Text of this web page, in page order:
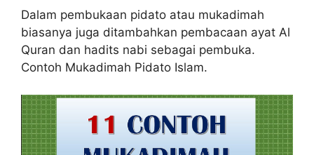
Dalam pembukaan pidato atau mukadimah
biasanya juga ditambahkan pembacaan ayat Al
Quran dan hadits nabi sebagai pembuka.
Contoh Mukadimah Pidato Islam.